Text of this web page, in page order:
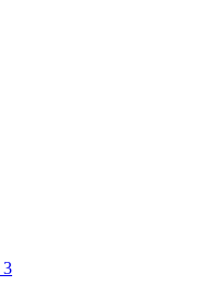
3